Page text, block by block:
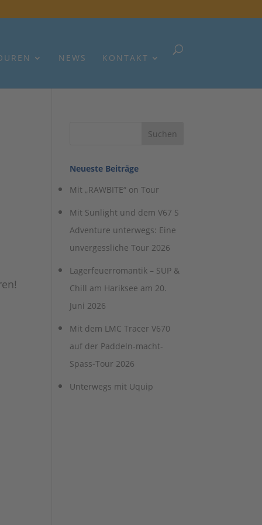
NEWS KONTAKT
Neueste Beiträge
Mit „RAWBITE“ on Tour
Mit Sunlight und dem V67 S
Adventure unterwegs: Eine
unvergessliche Tour 2026
Lagerfeuerromantik – SUP &
Chill am Hariksee am 20.
Juni 2026
Mit dem LMC Tracer V670
auf der Paddeln-macht-
Spass-Tour 2026
Unterwegs mit Uquip